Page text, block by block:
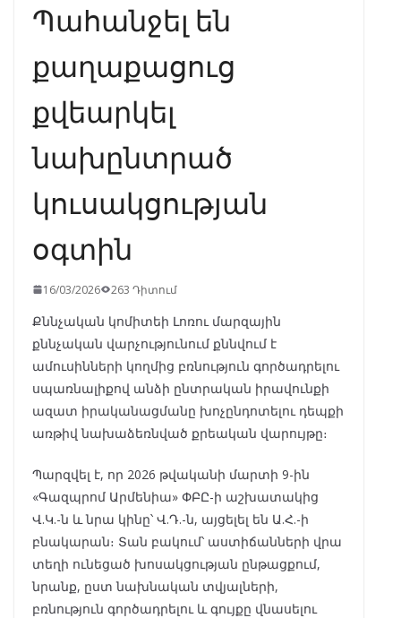
Պահանջել են
քաղաքացուց
քվեարկել
նախընտրած
կուսակցության
օգտին
16/03/2026 263 Դիտում
Քննչական կոմիտեի Լոռու մարզային
քննչական վարչությունում քննվում է
ամուսինների կողմից բռնություն գործադրելու
սպառնալիքով անձի ընտրական իրավունքի
ազատ իրականացմանը խոչընդոտելու դեպքի
առթիվ նախաձեռնված քրեական վարույթը։
Պարզվել է, որ 2026 թվականի մարտի 9-ին
«Գազպրոմ Արմենիա» ՓԲԸ-ի աշխատակից
Վ.Կ.-ն և նրա կինը՝ Վ.Դ.-ն, այցելել են Ա.Հ.-ի
բնակարան։ Տան բակում՝ աստիճանների վրա
տեղի ունեցած խոսակցության ընթացքում,
նրանք, ըստ նախնական տվյալների,
բռնություն գործադրելու և գույքը վնասելու